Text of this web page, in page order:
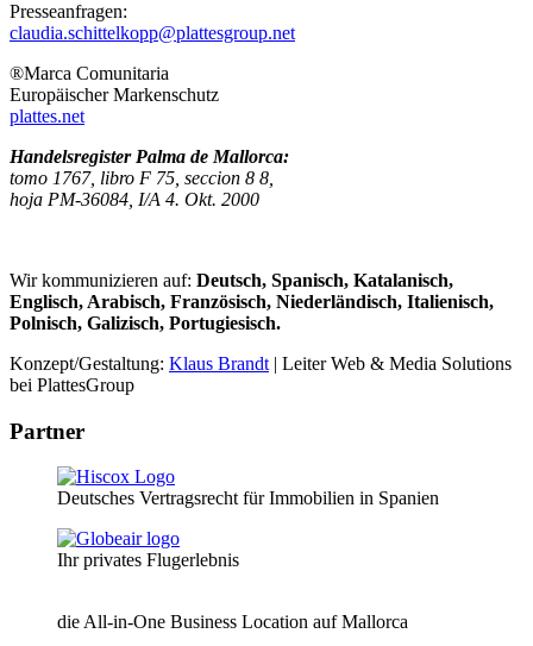
Presseanfragen:
claudia.schittelkopp@plattesgroup.net
®Marca Comunitaria
Europäischer Markenschutz
plattes.net
Handelsregister Palma de Mallorca:
tomo 1767, libro F 75, seccion 8 8,
hoja PM-36084, I/A 4. Okt. 2000
Wir kommunizieren auf: Deutsch, Spanisch, Katalanisch,
Englisch, Arabisch, Französisch, Niederländisch, Italienisch,
Polnisch, Galizisch, Portugiesisch.
Konzept/Gestaltung: Klaus Brandt | Leiter Web & Media Solutions
bei PlattesGroup
Partner
Deutsches Vertragsrecht für Immobilien in Spanien
Ihr privates Flugerlebnis
die All-in-One Business Location auf Mallorca